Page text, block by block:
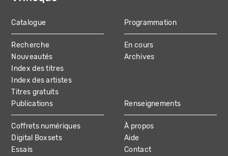
MAIN
NAVIGATION
Catalogue
Recherche
Nouveautés
Index des titres
Index des artistes
Titres gratuits
Programmation
En cours
Archives
Publications
Coffrets numériques
Digital Boxsets
Essais
Renseignements
À propos
Aide
Contact